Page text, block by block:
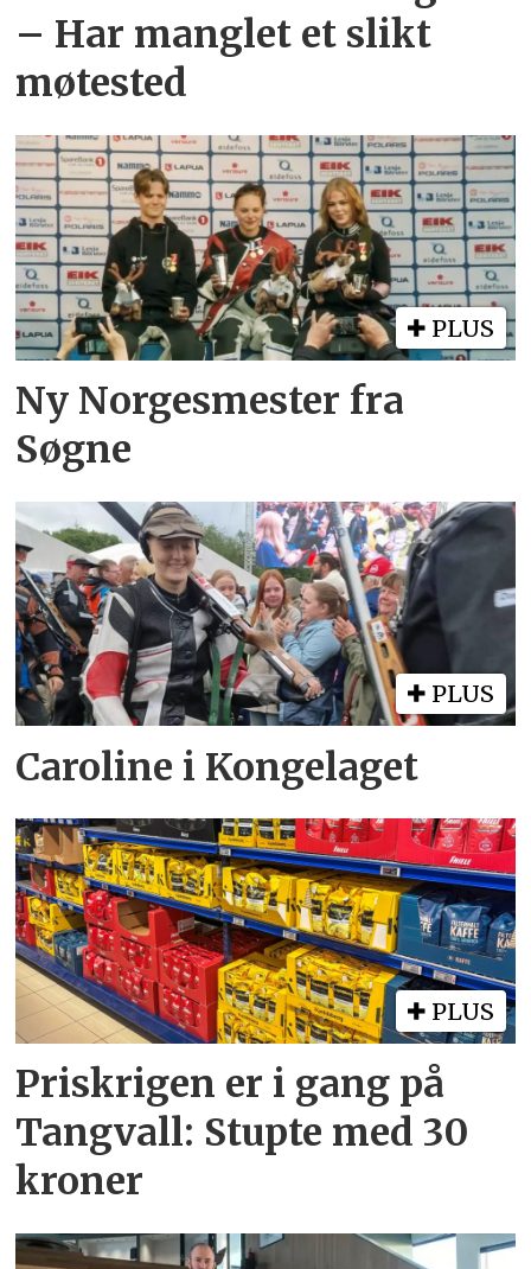
– Har manglet et slikt
møtested
PLUS
Ny Norgesmester fra
Søgne
PLUS
Caroline i Kongelaget
PLUS
Priskrigen er i gang på
Tangvall: Stupte med 30
kroner